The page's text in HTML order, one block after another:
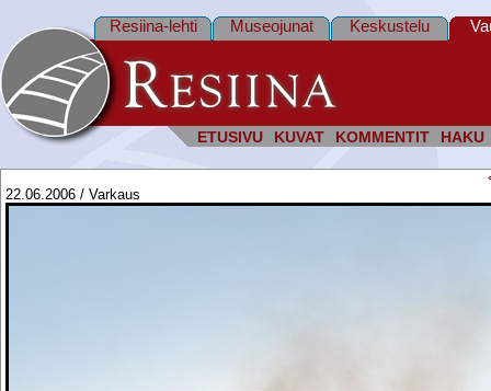
ETUSIVU KUVAT KOMMENTIT HAKU
Resiina-lehti Museojunat Keskustelu
22.06.2006 / Varkaus